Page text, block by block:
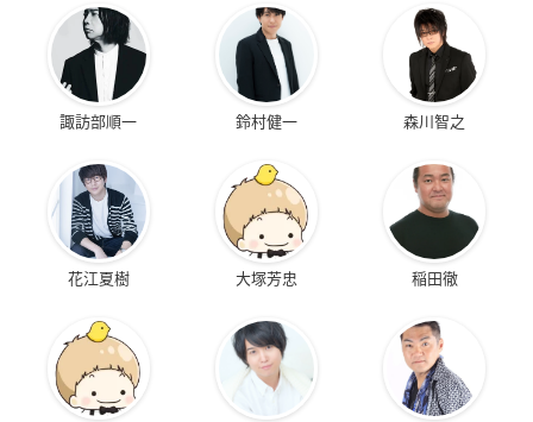
諏訪部順一 鈴村健一 森川智之
花江夏樹 大塚芳忠 稲田徹